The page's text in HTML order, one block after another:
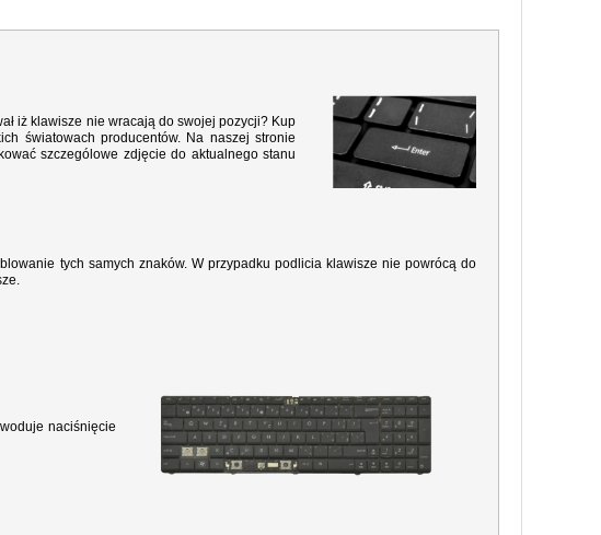
iż klawisze nie wracają do swojej pozycji? Kup
światowach producentów. Na naszej stronie
szczególowe zdjęcie do aktualnego stanu
tych samych znaków. W przypadku podlicia klawisze nie powrócą do
naciśnięcie